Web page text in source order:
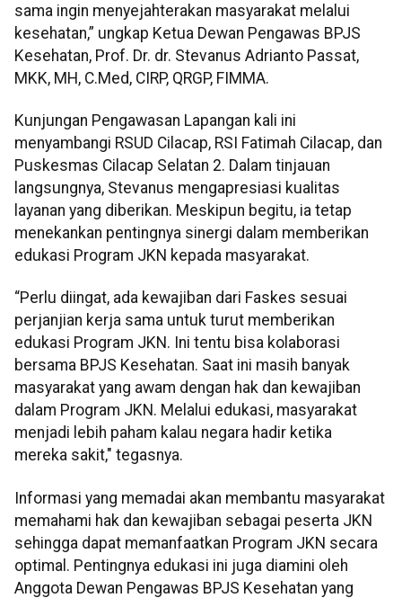
sama ingin menyejahterakan masyarakat melalui
kesehatan,” ungkap Ketua Dewan Pengawas BPJS
Kesehatan, Prof. Dr. dr. Stevanus Adrianto Passat,
MKK, MH, C.Med, CIRP, QRGP, FIMMA.
Kunjungan Pengawasan Lapangan kali ini
menyambangi RSUD Cilacap, RSI Fatimah Cilacap, dan
Puskesmas Cilacap Selatan 2. Dalam tinjauan
langsungnya, Stevanus mengapresiasi kualitas
layanan yang diberikan. Meskipun begitu, ia tetap
menekankan pentingnya sinergi dalam memberikan
edukasi Program JKN kepada masyarakat.
“Perlu diingat, ada kewajiban dari Faskes sesuai
perjanjian kerja sama untuk turut memberikan
edukasi Program JKN. Ini tentu bisa kolaborasi
bersama BPJS Kesehatan. Saat ini masih banyak
masyarakat yang awam dengan hak dan kewajiban
dalam Program JKN. Melalui edukasi, masyarakat
menjadi lebih paham kalau negara hadir ketika
mereka sakit," tegasnya.
Informasi yang memadai akan membantu masyarakat
memahami hak dan kewajiban sebagai peserta JKN
sehingga dapat memanfaatkan Program JKN secara
optimal. Pentingnya edukasi ini juga diamini oleh
Anggota Dewan Pengawas BPJS Kesehatan yang